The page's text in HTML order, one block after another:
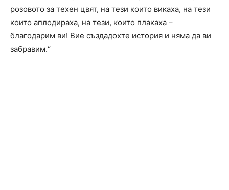
розовото за техен цвят, на тези които викаха, на тези
които аплодираха, на тези, които плакаха –
благодарим ви! Вие създадохте история и няма да ви
забравим.“